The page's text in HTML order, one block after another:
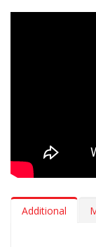
Grand Modus II
d’ajouter
plus exposée à
Additional